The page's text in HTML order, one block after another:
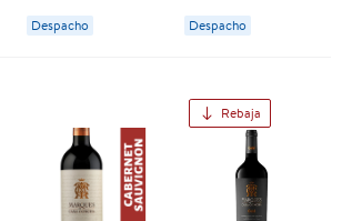
Despacho
750 ml Casa
Silva
Despacho
Rebaja